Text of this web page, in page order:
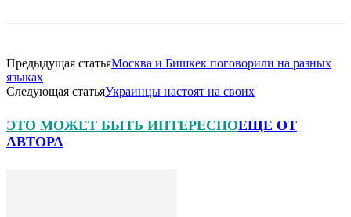
Предыдущая статьяМосква и Бишкек поговорили на разных
языках
Следующая статьяУкраинцы настоят на своих
ЭТО МОЖЕТ БЫТЬ ИНТЕРЕСНОЕЩЕ ОТ
АВТОРА